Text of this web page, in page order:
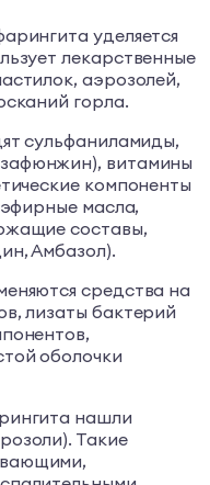
уделяется
лекарственные
аэрозолей,
горла.
сульфаниламиды,
витамины
компоненты
масла,
составы,
Амбазол).
средства на
лизаты бактерий
оболочки
нашли
Такие